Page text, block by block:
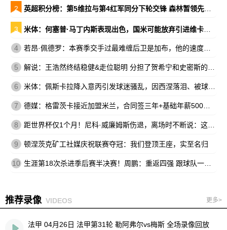
2 英超积分榜：第5维拉与第4红军同分下轮交锋 森林暂领先降级区7分
3 米体：何塞普·马丁内斯表现出色，国米可能放弃引进维卡里奥
4 若昂·佩德罗：本赛季交手过最难缠后卫是加布，他的速度让我惊讶
5 解说：王浩然终结稳健&走位聪明 分担了贺希宁和史密斯的进攻压力
6 米体：佩斯卡拉降入意丙引发球迷骚乱，因西涅落泪、被球迷嘘
7 德媒：格雷茨卡接近加盟米兰，合同签三年+基础年薪500万欧
8 距世界杯仅1个月！尼科·威廉姆斯伤退，离场时不断说：这不可能
9 顿涅茨克矿工社媒庆祝联赛夺冠：我们登顶王座，实至名归
10 生涯第18次杀进季后赛半决赛！周鹏：重返四强 跟球队一起拼到底
推荐录像 VIDEOS 更多>
法甲 04月26日 法甲第31轮 勒阿弗尔vs梅斯 全场录像回放